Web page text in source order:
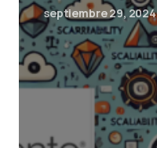
septiembre 29, 2024